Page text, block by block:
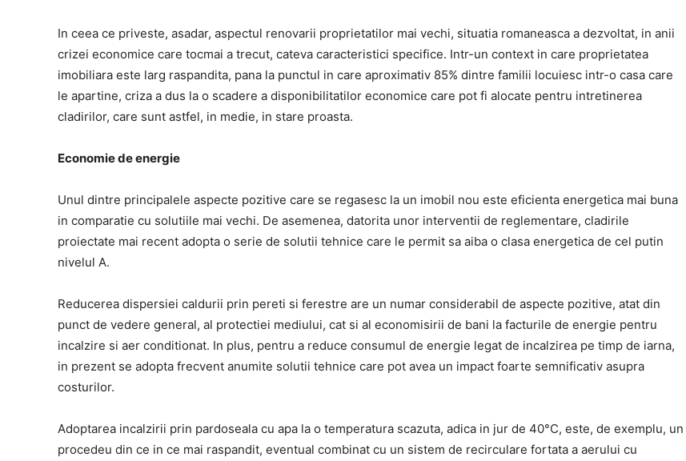
In ceea ce priveste, asadar, aspectul renovarii proprietatilor mai vechi, situatia romaneasca a dezvoltat, in anii
crizei economice care tocmai a trecut, cateva caracteristici specifice. Intr-un context in care proprietatea
imobiliara este larg raspandita, pana la punctul in care aproximativ 85% dintre familii locuiesc intr-o casa care
le apartine, criza a dus la o scadere a disponibilitatilor economice care pot fi alocate pentru intretinerea
cladirilor, care sunt astfel, in medie, in stare proasta.
Economie de energie
Unul dintre principalele aspecte pozitive care se regasesc la un imobil nou este eficienta energetica mai buna
in comparatie cu solutiile mai vechi. De asemenea, datorita unor interventii de reglementare, cladirile
proiectate mai recent adopta o serie de solutii tehnice care le permit sa aiba o clasa energetica de cel putin
nivelul A.
Reducerea dispersiei caldurii prin pereti si ferestre are un numar considerabil de aspecte pozitive, atat din
punct de vedere general, al protectiei mediului, cat si al economisirii de bani la facturile de energie pentru
incalzire si aer conditionat. In plus, pentru a reduce consumul de energie legat de incalzirea pe timp de iarna,
in prezent se adopta frecvent anumite solutii tehnice care pot avea un impact foarte semnificativ asupra
costurilor.
Adoptarea incalzirii prin pardoseala cu apa la o temperatura scazuta, adica in jur de 40°C, este, de exemplu, un
procedeu din ce in ce mai raspandit, eventual combinat cu un sistem de recirculare fortata a aerului cu